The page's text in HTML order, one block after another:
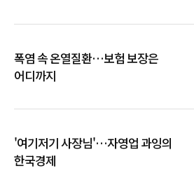
폭염 속 온열질환…보험 보장은
어디까지
'여기저기 사장님'…자영업 과잉의
한국경제